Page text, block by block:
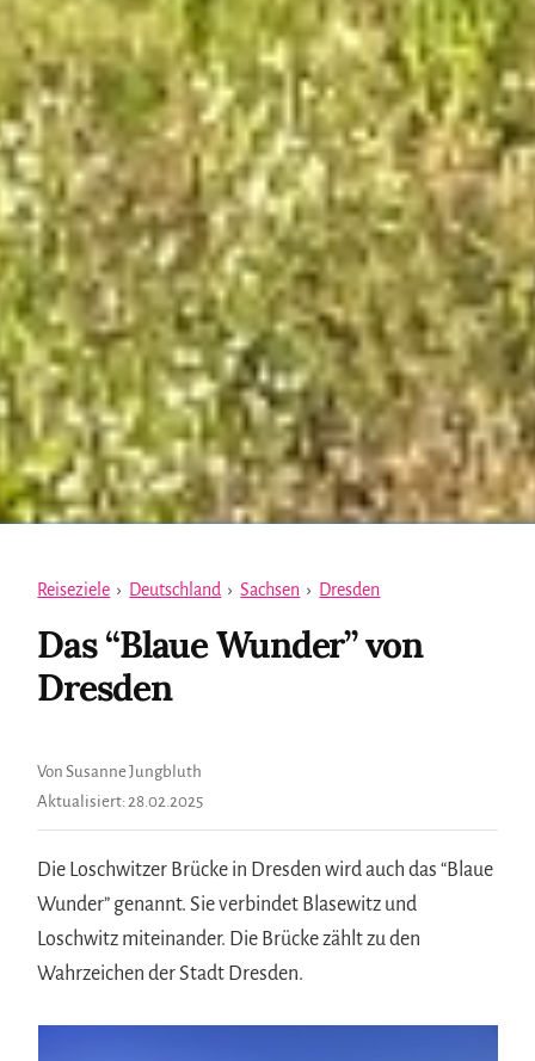
Reiseziele › Deutschland › Sachsen › Dresden
Das “Blaue Wunder” von
Dresden
Von Susanne Jungbluth
Aktualisiert: 28.02.2025
Die Loschwitzer Brücke in Dresden wird auch das “Blaue
Wunder” genannt. Sie verbindet Blasewitz und
Loschwitz miteinander. Die Brücke zählt zu den
Wahrzeichen der Stadt Dresden.